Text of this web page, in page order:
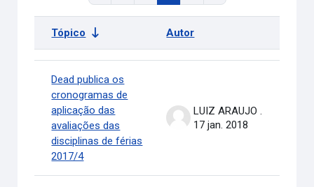
Status
Tópico Autor
Dead publica os
cronogramas de
aplicação das
avaliações das
disciplinas de férias
2017/4
LUIZ ARAUJO .
17 jan. 2018